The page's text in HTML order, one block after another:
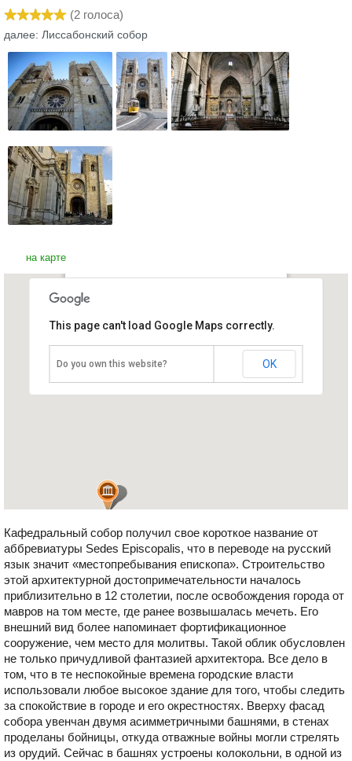
(2 голоса)
далее: Лиссабонский собор
на карте
Португалия, Эвора
This page can't load Google Maps correctly.
Do you own this website? OK
Кафедральный собор получил свое короткое название от
аббревиатуры Sedes Episcopalis, что в переводе на русский
язык значит «местопребывания епископа». Строительство
этой архитектурной достопримечательности началось
приблизительно в 12 столетии, после освобождения города от
мавров на том месте, где ранее возвышалась мечеть. Его
внешний вид более напоминает фортификационное
сооружение, чем место для молитвы. Такой облик обусловлен
не только причудливой фантазией архитектора. Все дело в
том, что в те неспокойные времена городские власти
использовали любое высокое здание для того, чтобы следить
за спокойствие в городе и его окрестностях. Вверху фасад
собора увенчан двумя асимметричными башнями, в стенах
проделаны бойницы, откуда отважные войны могли стрелять
из орудий. Сейчас в башнях устроены колокольни, в одной из